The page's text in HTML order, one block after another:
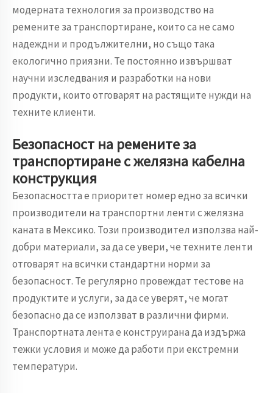
модерната технология за производство на
ремените за транспортиране, които са не само
надеждни и продължителни, но също така
екологично приязни. Те постоянно извършват
научни изследвания и разработки на нови
продукти, които отговарят на растящите нужди на
техните клиенти.
Безопасност на ремените за
транспортиране с желязна кабелна
конструкция
Безопасността е приоритет номер едно за всички
производители на транспортни ленти с желязна
каната в Мексико. Този производител използва най-
добри материали, за да се увери, че техните ленти
отговарят на всички стандартни норми за
безопасност. Те регулярно провеждат тестове на
продуктите и услуги, за да се уверят, че могат
безопасно да се използват в различни фирми.
Транспортната лента е конструирана да издържа
тежки условия и може да работи при екстремни
температури.